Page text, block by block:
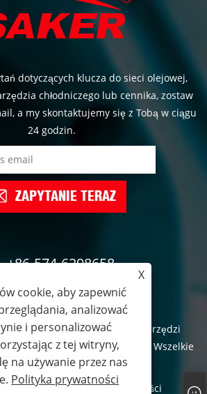
dotyczących klucza do sieci olejowej,
chłodniczego lub cennika, zostaw
a my skontaktujemy się z Tobą w ciągu
24 godzin.
ZAPYTANIE TERAZ
+86-574-6298658
© 2022 Yuyao Jindun Fabryka Narzędzi
Narzędzie Chłodnicze - Wszelkie
prawa zastrzeżone.
RSS XML Polityka prywatności
X
cookie, aby zapewnić
analizować
i personalizować
z tej witryny,
na używanie przez nas
Polityka prywatności